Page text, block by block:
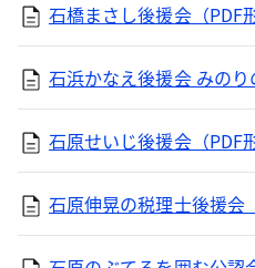
石橋まさし後援会（PDF
石浜かなえ後援会 みのり
石原せいじ後援会（PDF
石原伸晃の税理士後援会